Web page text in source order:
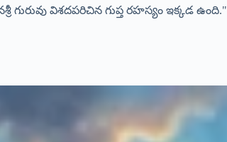
విశదపరిచిన గుప్త రహస్యం ఇక్కడ ఉంది."